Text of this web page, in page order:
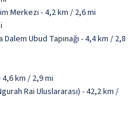
Merkezi - 4,2 km / 2,6 mi
Ubud Tapınağı - 4,4 km / 2,8
km / 2,9 mi
Rai Uluslararası) - 42,2 km /